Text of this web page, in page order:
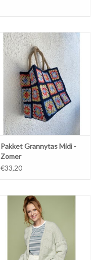
Pakket Grannytas Midi -
Zomer
€33,20